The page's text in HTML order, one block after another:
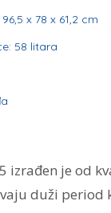
x 78 x 61,2 cm
58 litara
izrađen je od
duži period